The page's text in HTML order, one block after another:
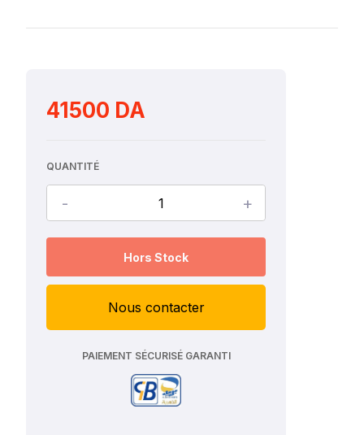
41500 DA
QUANTITÉ
- +
Hors Stock
Nous contacter
PAIEMENT SÉCURISÉ GARANTI